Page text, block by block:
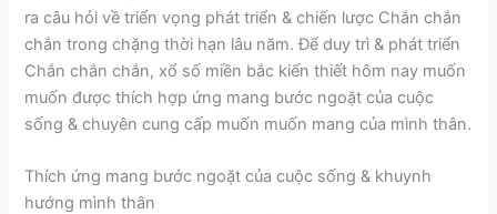
ra câu hỏi về triển vọng phát triển & chiến lược Chắn chắn
chắn trong chặng thời hạn lâu năm. Để duy trì & phát triển
Chắn chắn chắn, xổ số miền bắc kiến thiết hôm nay muốn
muốn được thích hợp ứng mang bước ngoặt của cuộc
sống & chuyên cung cấp muốn muốn mang của mình thân.
Thích ứng mang bước ngoặt của cuộc sống & khuynh
hướng mình thân